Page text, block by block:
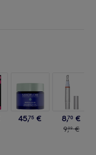
45,75 € 8,70 €
9,99 €